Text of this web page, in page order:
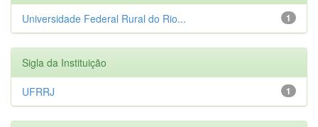
1
Universidade Federal Rural do Rio...
Sigla da Instituição
1
UFRRJ